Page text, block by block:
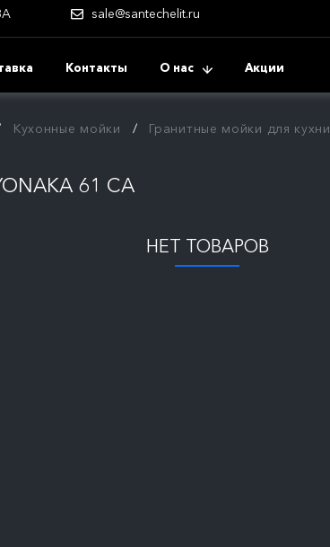
sale@santechelit.ru
Контакты О нас Акции
Кухонные мойки Гранитные мойки для кухни
61 CA
НЕТ ТОВАРОВ